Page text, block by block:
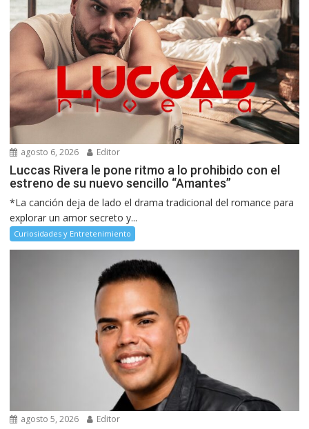
agosto 6, 2026 Editor
Luccas Rivera le pone ritmo a lo prohibido con el
estreno de su nuevo sencillo “Amantes”
*La canción deja de lado el drama tradicional del romance para
explorar un amor secreto y...
Curiosidades y Entretenimiento
agosto 5, 2026 Editor